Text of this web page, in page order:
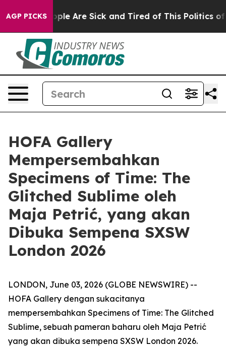
AGP PICKS
“People Are Sick and Tired of This Politics of
HOFA Gallery
Mempersembahkan
Specimens of Time: The
Glitched Sublime oleh
Maja Petrić, yang akan
Dibuka Sempena SXSW
London 2026
LONDON, June 03, 2026 (GLOBE NEWSWIRE) --
HOFA Gallery dengan sukacitanya
mempersembahkan Specimens of Time: The Glitched
Sublime, sebuah pameran baharu oleh Maja Petrić
yang akan dibuka sempena SXSW London 2026.